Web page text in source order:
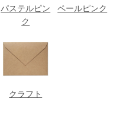
パステルピン
ク
ペールピンク
クラフト